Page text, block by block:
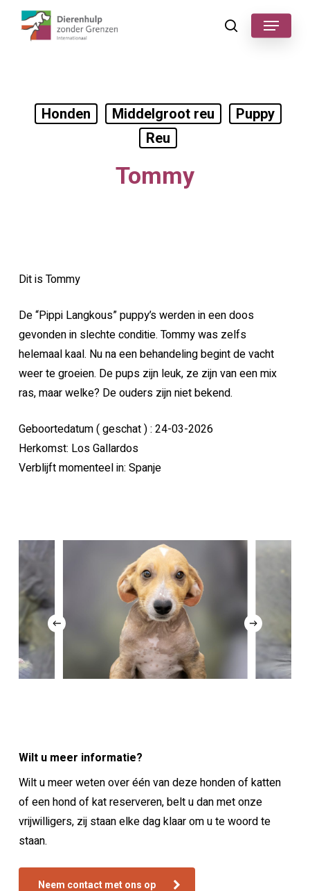
search
Menu
Honden Middelgroot reu
Puppy
Reu
Tommy
Dit is Tommy
De “Pippi Langkous” puppy’s werden in een doos
gevonden in slechte conditie. Tommy was zelfs
helemaal kaal. Nu na een behandeling begint de vacht
weer te groeien. De pups zijn leuk, ze zijn van een mix
ras, maar welke? De ouders zijn niet bekend.
Geboortedatum ( geschat ) : 24-03-2026
Herkomst: Los Gallardos
Verblijft momenteel in: Spanje
Wilt u meer informatie?
Wilt u meer weten over één van deze honden of katten
of een hond of kat reserveren, belt u dan met onze
vrijwilligers, zij staan elke dag klaar om u te woord te
staan.
Neem contact met ons op